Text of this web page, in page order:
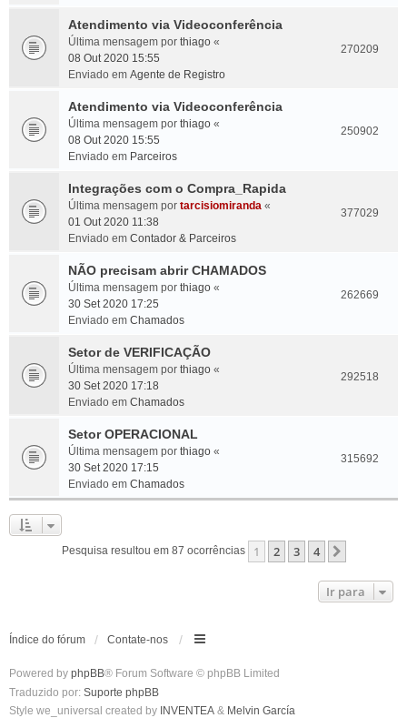
Atendimento via Videoconferência
Última mensagem por thiago «
08 Out 2020 15:55
Enviado em Agente de Registro
270209
Atendimento via Videoconferência
Última mensagem por thiago «
08 Out 2020 15:55
Enviado em Parceiros
250902
Integrações com o Compra_Rapida
Última mensagem por tarcisiomiranda «
01 Out 2020 11:38
Enviado em Contador & Parceiros
377029
NÃO precisam abrir CHAMADOS
Última mensagem por thiago «
30 Set 2020 17:25
Enviado em Chamados
262669
Setor de VERIFICAÇÃO
Última mensagem por thiago «
30 Set 2020 17:18
Enviado em Chamados
292518
Setor OPERACIONAL
Última mensagem por thiago «
30 Set 2020 17:15
Enviado em Chamados
315692
Pesquisa resultou em 87 ocorrências 1 2 3 4
Ir para
Índice do fórum Contate-nos
Powered by phpBB® Forum Software © phpBB Limited
Traduzido por: Suporte phpBB
Style we_universal created by INVENTEA & Melvin García